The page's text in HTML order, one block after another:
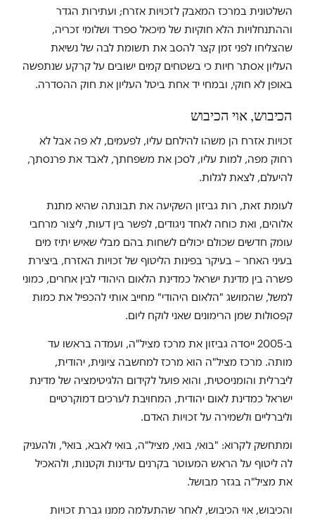
השלטונית במרכז המאבק לזכויות אזרח; ועתירות הגדר
וההתנחלויות הלא חוקיות של מיכאל ספרד ושלומי זכריה,
שהצליחו לפני זמן קצר להסב את תשומת לבה של נשיאת
העליון אסתר חיות כי בשטחים קמים ישובים על קרקע שנתפשה
באופן לא חוקי, ובמחי יד אחת ביטל העליון את חוק ההסדרה.
הכיבוש, אוי הכיבוש
זכויות אזרח הן משהו להילחם עליו, לפעמים, לא פה אבל לא
רחוק מפה, למות עליו, לסכן את משפחתך, לאבד את פרנסתך,
להיעלם, לצאת לגלות.
לעומת זאת, רות גביזון השקיעה את תבונתה שהיא מתנת
אלוהים, ואת כוחה לאחד ניגודים, לפשר בין דעות, ליצור מרחבי
עומק חדשים שכולם יכולים לשחות בהם מבלי שאיש יתיז מים
בעיני האחר – בעיקר בפינות הליטוף של זכויות האזרח, ביצירת
פשרה בין מדינת ישראל כמדינת הלאום היהודי לבין אחרים, כמוני
למשל, שהמושג "הלאום היהודי" מחייב אותי להכפיל את כמות
קפסולות שמן הרימונים שאני לוקח ליום.
ב-2005 ייסדה גביזון את מרכז מציל"ה, ועמדה בראשו עד
מותה. מרכז מציל"ה הוא מרכז למחשבה ציונית, יהודית,
ליברלית והומניסטית, והוא פועל לקידום הלגיטימציה של מדינת
ישראל כמדינת לאום יהודית, המחויבת לערכים דמוקרטיים
וליברליים ולשמירה על זכויות האדם.
ומתחשק לקרוא: "בואי, בואי, מציל"ה, בואי לאבא, בואי", ולהעניק
לה ליטוף על הראש המעוטר בקרנים עדינות וקטנות, ולהאכיל
את מציל"ה בגזר מבושל.
והכיבוש, אוי הכיבוש, לאחר שהתעלמה ממנו גברת זכויות